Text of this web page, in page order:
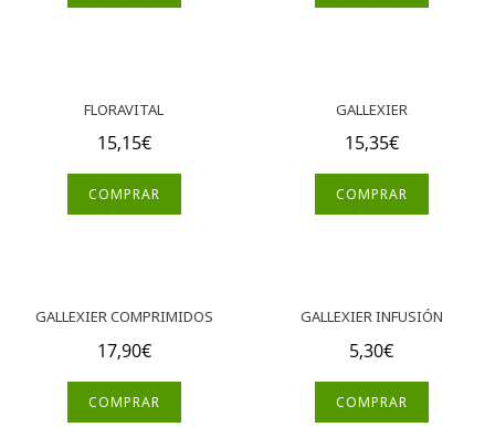
FLORAVITAL
15,15€
COMPRAR
GALLEXIER
15,35€
COMPRAR
GALLEXIER COMPRIMIDOS
17,90€
COMPRAR
GALLEXIER INFUSIÓN
5,30€
COMPRAR